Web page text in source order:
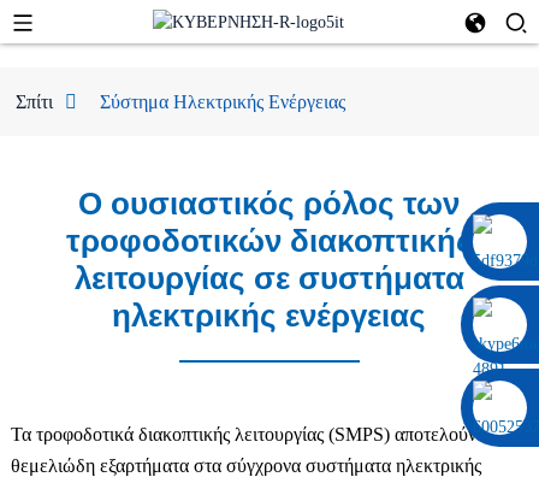
0086 13322920697
Σπίτι Σύστημα Ηλεκτρικής Ενέργειας
Ο ουσιαστικός ρόλος των
τροφοδοτικών διακοπτικής
λειτουργίας σε συστήματα
ηλεκτρικής ενέργειας
Τα τροφοδοτικά διακοπτικής λειτουργίας (SMPS) αποτελούν
θεμελιώδη εξαρτήματα στα σύγχρονα συστήματα ηλεκτρικής